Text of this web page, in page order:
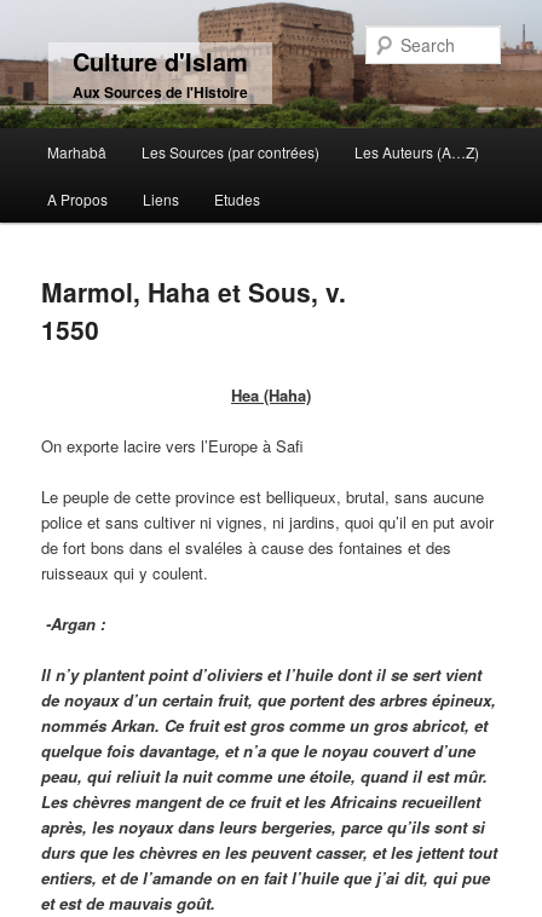
Culture d'Islam
Aux Sources de l'Histoire
Skip to primary content
Skip to secondary content
Marhabâ Les Sources (par contrées) Les Auteurs (A…Z)
A Propos Liens Etudes
Marmol, Haha et Sous, v.
1550
Hea (Haha)
On exporte lacire vers l’Europe à Safi
Le peuple de cette province est belliqueux, brutal, sans aucune
police et sans cultiver ni vignes, ni jardins, quoi qu’il en put avoir
de fort bons dans el svaléles à cause des fontaines et des
ruisseaux qui y coulent.
-Argan :
Il n’y plantent point d’oliviers et l’huile dont il se sert vient
de noyaux d’un certain fruit, que portent des arbres épineux,
nommés Arkan. Ce fruit est gros comme un gros abricot, et
quelque fois davantage, et n’a que le noyau couvert d’une
peau, qui reliuit la nuit comme une étoile, quand il est mûr.
Les chèvres mangent de ce fruit et les Africains recueillent
après, les noyaux dans leurs bergeries, parce qu’ils sont si
durs que les chèvres en les peuvent casser, et les jettent tout
entiers, et de l’amande on en fait l’huile que j’ai dit, qui pue
et est de mauvais goût.